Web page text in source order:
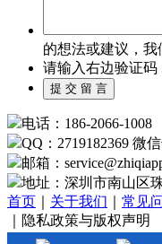
的想法或建议，
请输入右边验证码
电话：186-2066-1008
QQ：2719182369 微
邮箱：service@
地址：深圳市南山区
首页
关于我们 常见
｜隐私政策与版权声明
Copyright©2024